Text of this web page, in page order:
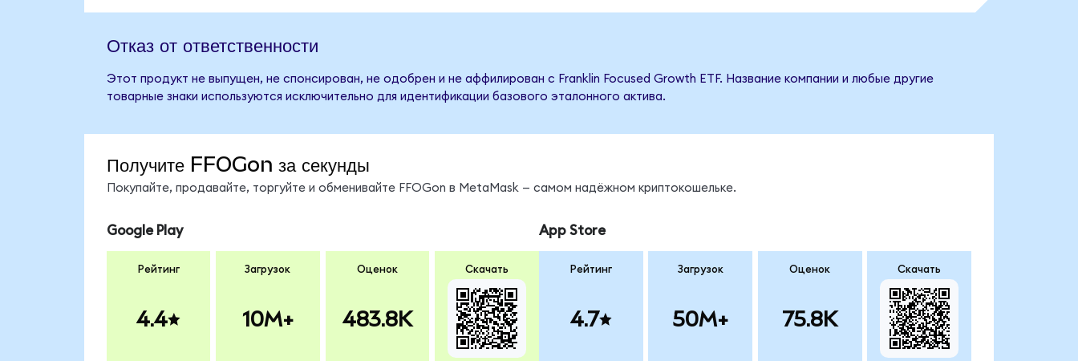
Отказ от ответственности
Этот продукт не выпущен, не спонсирован, не одобрен и не аффилирован с Franklin Focused Growth ETF. Название компании и любые другие
товарные знаки используются исключительно для идентификации базового эталонного актива.
Получите FFOGon за секунды
Покупайте, продавайте, торгуйте и обменивайте FFOGon в MetaMask — самом надёжном криптокошельке.
Google Play
Рейтинг
4.4
Загрузок
10M+
Оценок
483.8K
Скачать
App Store
Рейтинг
4.7
Загрузок
50M+
Оценок
75.8K
Скачать